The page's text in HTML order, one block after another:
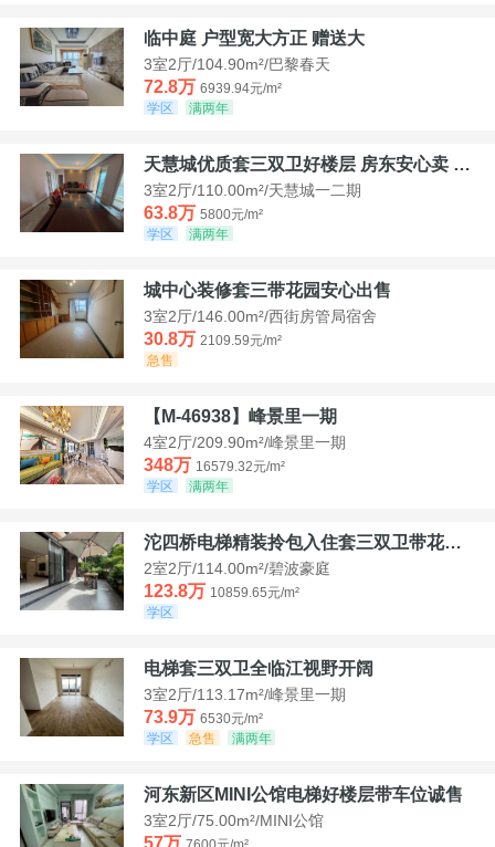
临中庭 户型宽大方正 赠送大
3室2厅/104.90m²/巴黎春天
72.8万 6939.94元/m²
学区
满两年
天慧城优质套三双卫好楼层 房东安心卖 价格好谈
3室2厅/110.00m²/天慧城一二期
63.8万 5800元/m²
学区
满两年
城中心装修套三带花园安心出售
3室2厅/146.00m²/西街房管局宿舍
30.8万 2109.59元/m²
急售
【M-46938】峰景里一期
4室2厅/209.90m²/峰景里一期
348万 16579.32元/m²
学区
满两年
沱四桥电梯精装拎包入住套三双卫带花园40平米带车位
2室2厅/114.00m²/碧波豪庭
123.8万 10859.65元/m²
学区
电梯套三双卫全临江视野开阔
3室2厅/113.17m²/峰景里一期
73.9万 6530元/m²
学区
急售 满两年
河东新区MINI公馆电梯好楼层带车位诚售
3室2厅/75.00m²/MINI公馆
57万